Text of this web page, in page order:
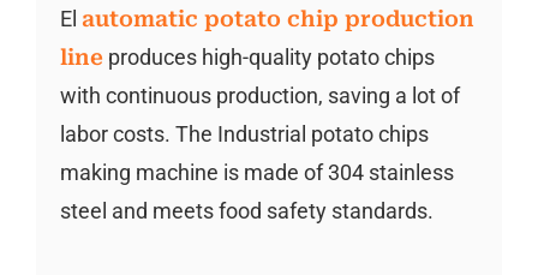
El automatic potato chip production
lineproduces high-quality potato chips
with continuous production, saving a lot of
labor costs. The Industrial potato chips
making machine is made of 304 stainless
steel and meets food safety standards.